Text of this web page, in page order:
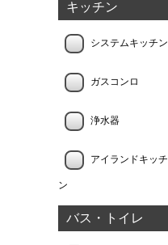
キッチン
システムキッチン
ガスコンロ
浄水器
アイランドキッチ
ン
バス・トイレ